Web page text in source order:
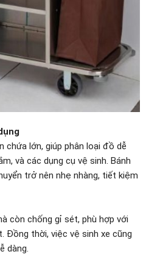
chứa lớn, giúp phân loại đồ dễ
và các dụng cụ vệ sinh. Bánh
trở nên nhẹ nhàng, tiết kiệm
còn chống gỉ sét, phù hợp với
Đồng thời, việc vệ sinh xe cũng
dàng.